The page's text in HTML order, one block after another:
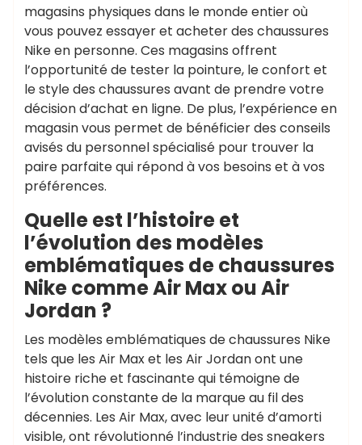
magasins physiques dans le monde entier où
vous pouvez essayer et acheter des chaussures
Nike en personne. Ces magasins offrent
l’opportunité de tester la pointure, le confort et
le style des chaussures avant de prendre votre
décision d’achat en ligne. De plus, l’expérience en
magasin vous permet de bénéficier des conseils
avisés du personnel spécialisé pour trouver la
paire parfaite qui répond à vos besoins et à vos
préférences.
Quelle est l’histoire et
l’évolution des modèles
emblématiques de chaussures
Nike comme Air Max ou Air
Jordan ?
Les modèles emblématiques de chaussures Nike
tels que les Air Max et les Air Jordan ont une
histoire riche et fascinante qui témoigne de
l’évolution constante de la marque au fil des
décennies. Les Air Max, avec leur unité d’amorti
visible, ont révolutionné l’industrie des sneakers